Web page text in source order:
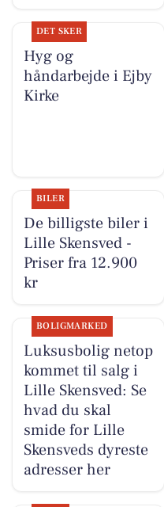
DET SKER
Hyg og
håndarbejde i Ejby
Kirke
BILER
De billigste biler i
Lille Skensved -
Priser fra 12.900
kr
BOLIGMARKED
Luksusbolig netop
kommet til salg i
Lille Skensved: Se
hvad du skal
smide for Lille
Skensveds dyreste
adresser her